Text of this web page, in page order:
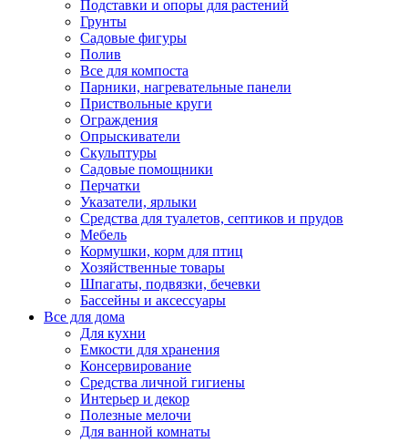
Подставки и опоры для растений
Грунты
Садовые фигуры
Полив
Все для компоста
Парники, нагревательные панели
Приствольные круги
Ограждения
Опрыскиватели
Скульптуры
Садовые помощники
Перчатки
Указатели, ярлыки
Средства для туалетов, септиков и прудов
Мебель
Кормушки, корм для птиц
Хозяйственные товары
Шпагаты, подвязки, бечевки
Бассейны и аксессуары
Все для дома
Для кухни
Емкости для хранения
Консервирование
Средства личной гигиены
Интерьер и декор
Полезные мелочи
Для ванной комнаты